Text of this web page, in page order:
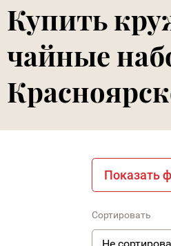
Купить
чайные
Показать
Сортировать